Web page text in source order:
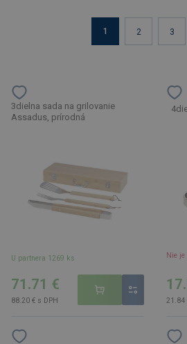
1 2 3
3dielna sada na grilovanie
Assadus, prírodná
U partnera 1269 ks
71.71 €
88.20 € s DPH
Nie
21.84